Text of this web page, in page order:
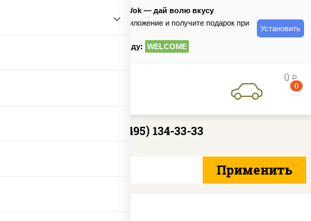
PizzaSushiWok — дай волю вкусу
Скачайте приложение и получите подарок при
по промокоду: WELCOME
Установить
0 руб
0
+7 (495) 134-33-33